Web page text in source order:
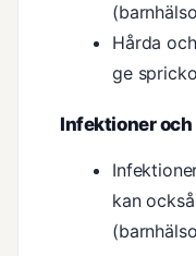
Hårda
ge
Infektioner
kan